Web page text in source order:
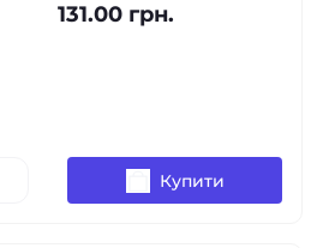
131.00 грн.
Купити